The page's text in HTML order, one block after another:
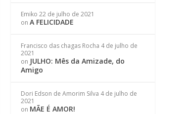
Emiko 22 de julho de 2021
onA FELICIDADE
Francisco das chagas Rocha 4 de julho de
2021
on JULHO: Mês da Amizade, do
Amigo
Dori Edson de Amorim Silva 4 de julho de
2021
on MÃE É AMOR!